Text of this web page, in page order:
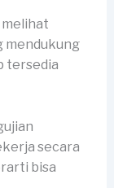
mendukung
tersedia
secara
bisa